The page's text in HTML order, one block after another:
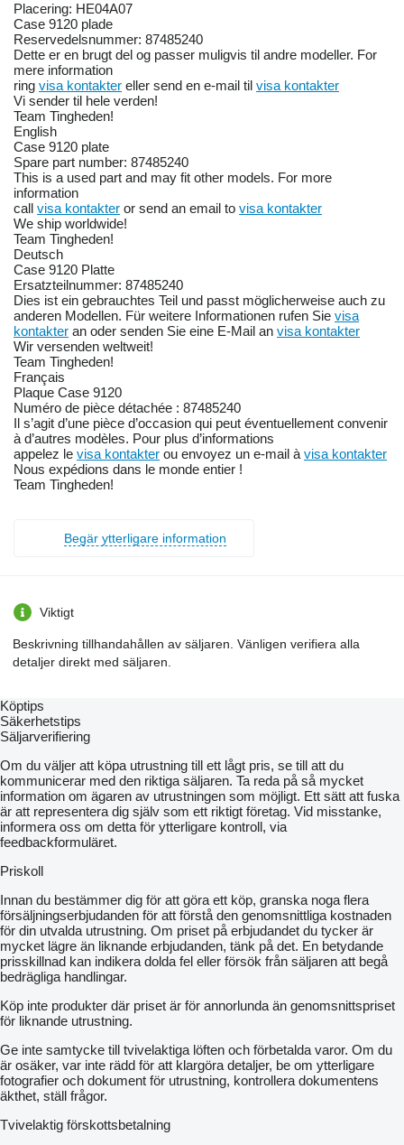
Placering: HE04A07
Case 9120 plade
Reservedelsnummer: 87485240
Dette er en brugt del og passer muligvis til andre modeller. For
mere information
ring visa kontakter eller send en e-mail til visa kontakter
Vi sender til hele verden!
Team Tingheden!
English
Case 9120 plate
Spare part number: 87485240
This is a used part and may fit other models. For more
information
call visa kontakter or send an email to visa kontakter
We ship worldwide!
Team Tingheden!
Deutsch
Case 9120 Platte
Ersatzteilnummer: 87485240
Dies ist ein gebrauchtes Teil und passt möglicherweise auch zu
anderen Modellen. Für weitere Informationen rufen Sie visa
kontakter an oder senden Sie eine E-Mail an visa kontakter
Wir versenden weltweit!
Team Tingheden!
Français
Plaque Case 9120
Numéro de pièce détachée : 87485240
Il s’agit d’une pièce d’occasion qui peut éventuellement convenir
à d’autres modèles. Pour plus d’informations
appelez le visa kontakter ou envoyez un e-mail à visa kontakter
Nous expédions dans le monde entier !
Team Tingheden!
Begär ytterligare information
Viktigt
Beskrivning tillhandahållen av säljaren. Vänligen verifiera alla
detaljer direkt med säljaren.
Köptips
Säkerhetstips
Säljarverifiering
Om du väljer att köpa utrustning till ett lågt pris, se till att du
kommunicerar med den riktiga säljaren. Ta reda på så mycket
information om ägaren av utrustningen som möjligt. Ett sätt att fuska
är att representera dig själv som ett riktigt företag. Vid misstanke,
informera oss om detta för ytterligare kontroll, via
feedbackformuläret.
Priskoll
Innan du bestämmer dig för att göra ett köp, granska noga flera
försäljningserbjudanden för att förstå den genomsnittliga kostnaden
för din utvalda utrustning. Om priset på erbjudandet du tycker är
mycket lägre än liknande erbjudanden, tänk på det. En betydande
prisskillnad kan indikera dolda fel eller försök från säljaren att begå
bedrägliga handlingar.
Köp inte produkter där priset är för annorlunda än genomsnittspriset
för liknande utrustning.
Ge inte samtycke till tvivelaktiga löften och förbetalda varor. Om du
är osäker, var inte rädd för att klargöra detaljer, be om ytterligare
fotografier och dokument för utrustning, kontrollera dokumentens
äkthet, ställ frågor.
Tvivelaktig förskottsbetalning